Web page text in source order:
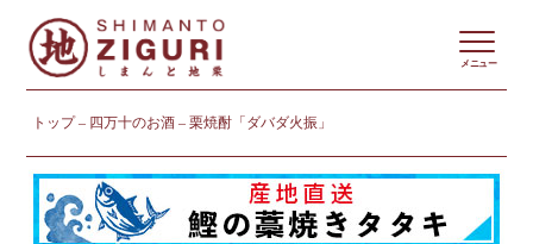
トップ 四万十のお酒 栗焼酎「ダバダ火振」
メニュー